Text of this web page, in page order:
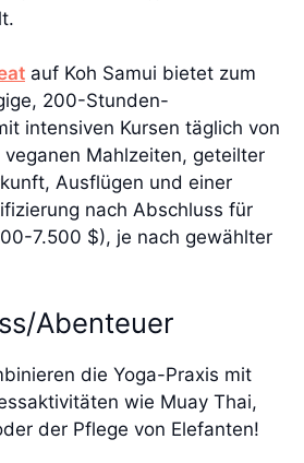
auf Koh Samui bietet zum
200-Stunden-
intensiven Kursen täglich von
Mahlzeiten, geteilter
Ausflügen und einer
nach Abschluss für
7.500 $), je nach gewählter
Abenteuer
die Yoga-Praxis mit
wie Muay Thai,
der Pflege von Elefanten!